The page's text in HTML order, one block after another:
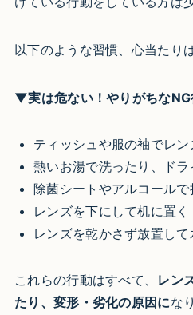
以下のような習慣、心当たり
▼実は危ない！やりがちな
ティッシュや服の袖でレン
熱いお湯で洗ったり、ド
除菌シートやアルコールで
レンズを下にして机に置く
レンズを乾かさず放置し
これらの行動はすべて、 レン
たり、変形・劣化の原因にな